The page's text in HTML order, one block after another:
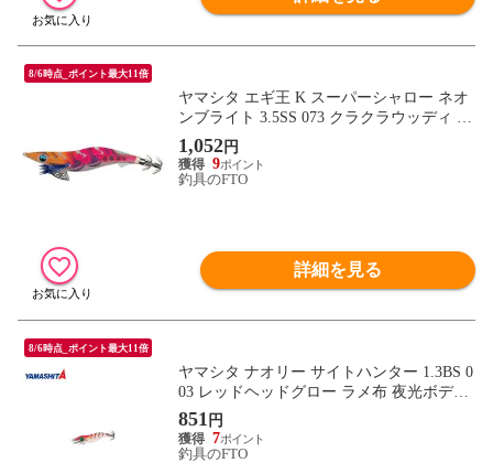
8/6時点_ポイント最大11倍
ヤマシタ エギ王 K スーパーシャロー ネオ
ンブライト 3.5SS 073 クラクラウッディ ラ
メ布 ネオブラレッド
1,052円
9
釣具のFTO
詳細を見る
8/6時点_ポイント最大11倍
ヤマシタ ナオリー サイトハンター 1.3BS 0
03 レッドヘッドグロー ラメ布 夜光ボディ
1.3号 2.3ｇ ベーシックシャロー
851 円
7
釣具のFTO